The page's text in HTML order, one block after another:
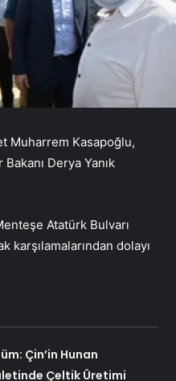
Muharrem Kasapoğlu,
Derya Yanık
Atatürk Bulvarı
karşılamalarından dolayı
Çin’in Hunan
Çeltik Üretimi